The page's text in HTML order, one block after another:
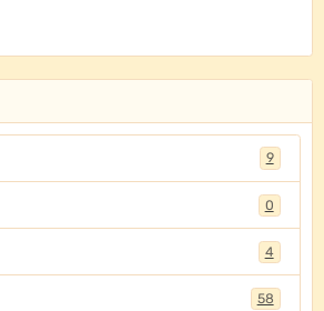
9
0
4
58